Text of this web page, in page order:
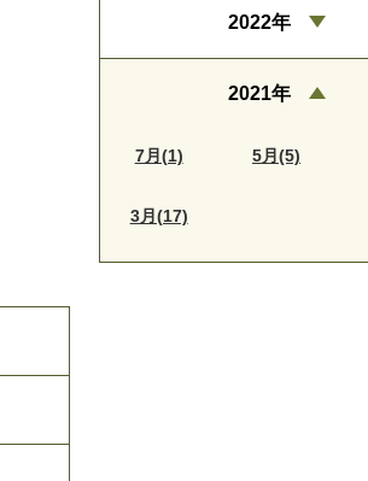
2022年
2021年
7月(1) 5月(5)
3月(17)